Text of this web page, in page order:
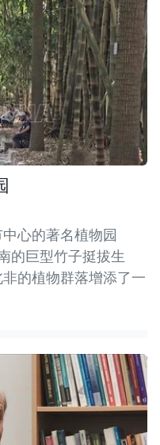
心的著名植物园
的巨型竹子挺拔生
的植物群落增添了一